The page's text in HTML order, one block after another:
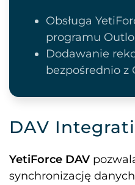
Obsługa
programu
Dodawanie
bezpośrednio z
DAV
YetiForce DAV
synchronizację